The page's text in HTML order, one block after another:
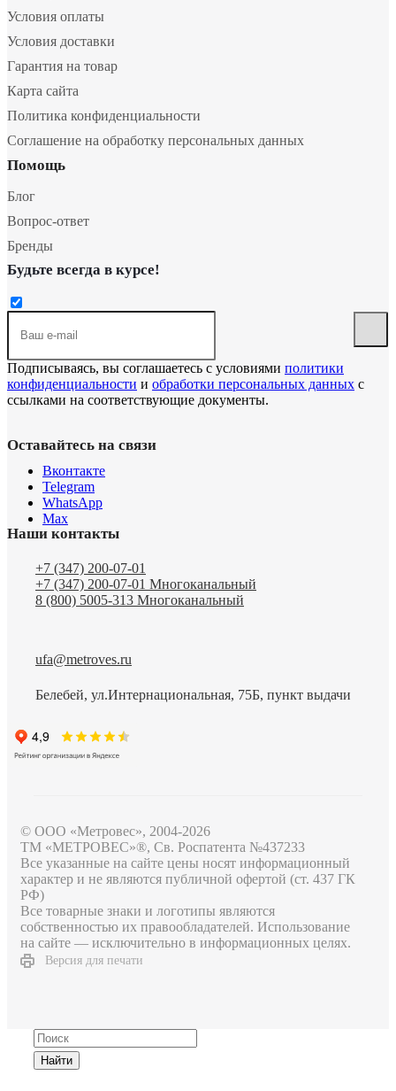
Условия оплаты
Условия доставки
Гарантия на товар
Карта сайта
Политика конфиденциальности
Соглашение на обработку персональных данных
Помощь
Блог
Вопрос-ответ
Бренды
Будьте всегда в курсе!
Подписываясь, вы соглашаетесь с условиями политики
конфиденциальности и обработки персональных данных с
ссылками на соответствующие документы.
Оставайтесь на связи
Вконтакте
Telegram
WhatsApp
Max
Наши контакты
+7 (347) 200-07-01
+7 (347) 200-07-01 Многоканальный
8 (800) 5005-313 Многоканальный
ufa@metroves.ru
Белебей, ул.Интернациональная, 75Б, пункт выдачи
© ООО «Метровес», 2004-2026
ТМ «МЕТРОВЕС»®, Св. Роспатента №4​3​7​2​3​3
Все указанные на сайте цены носят информационный
характер и не являются публичной офертой (ст. 437 ГК
РФ)
Все товарные знаки и логотипы являются
собственностью их правообладателей. Использование
на сайте — исключительно в информационных целях.
Версия для печати
Найти